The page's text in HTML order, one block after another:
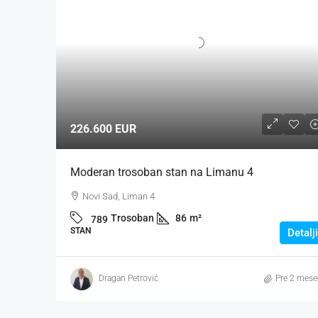
226.600 EUR
Moderan trosoban stan na Limanu 4
Novi Sad, Liman 4
789 Trosoban 86 m²
STAN Detalji
Dragan Petrović Pre 2